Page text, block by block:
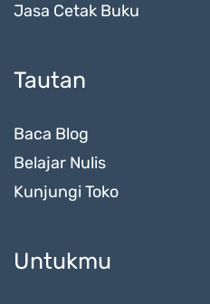
Jasa Cetak Buku
Tautan
Baca Blog
Belajar Nulis
Kunjungi Toko
Untukmu